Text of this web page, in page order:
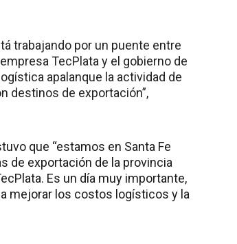
trabajando por un puente entre
TecPlata y el gobierno de
apalanque la actividad de
destinos de exportación”,
que “estamos en Santa Fe
de exportación de la provincia
Es un día muy importante,
mejorar los costos logísticos y la